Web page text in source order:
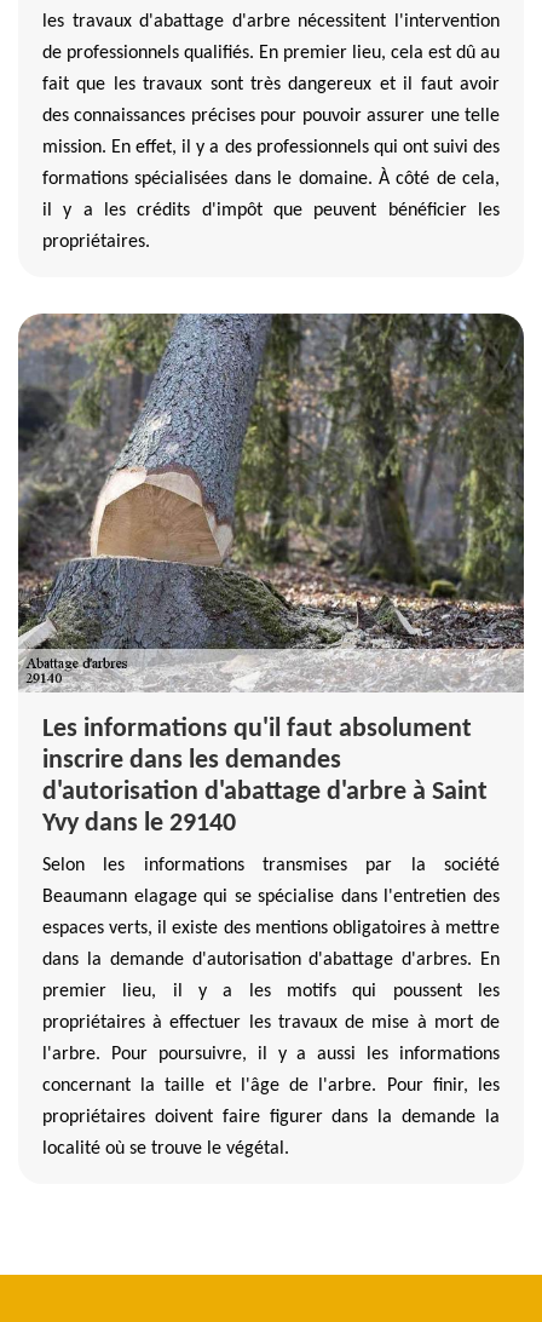
les travaux d'abattage d'arbre nécessitent l'intervention
de professionnels qualifiés. En premier lieu, cela est dû au
fait que les travaux sont très dangereux et il faut avoir
des connaissances précises pour pouvoir assurer une telle
mission. En effet, il y a des professionnels qui ont suivi des
formations spécialisées dans le domaine. À côté de cela,
il y a les crédits d'impôt que peuvent bénéficier les
propriétaires.
Les informations qu'il faut absolument
inscrire dans les demandes
d'autorisation d'abattage d'arbre à Saint
Yvy dans le 29140
Selon les informations transmises par la société
Beaumann elagage qui se spécialise dans l'entretien des
espaces verts, il existe des mentions obligatoires à mettre
dans la demande d'autorisation d'abattage d'arbres. En
premier lieu, il y a les motifs qui poussent les
propriétaires à effectuer les travaux de mise à mort de
l'arbre. Pour poursuivre, il y a aussi les informations
concernant la taille et l'âge de l'arbre. Pour finir, les
propriétaires doivent faire figurer dans la demande la
localité où se trouve le végétal.